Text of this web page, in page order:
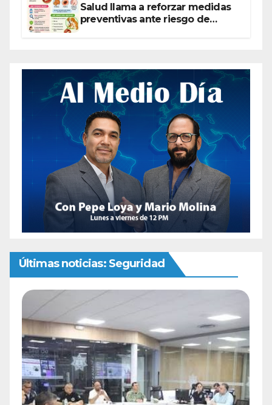
Salud llama a reforzar medidas
preventivas ante riesgo de
Últimas noticias: Seguridad